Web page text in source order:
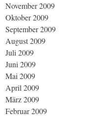
November 2009
Oktober 2009
September 2009
August 2009
Juli 2009
Juni 2009
Mai 2009
April 2009
März 2009
Februar 2009